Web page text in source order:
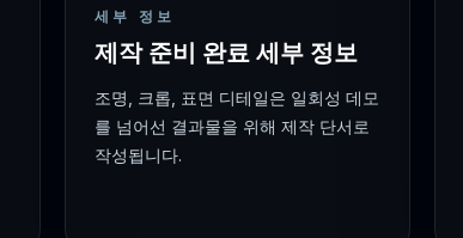
세부 정보
제작 준비 완료 세부 정보
조명, 크롭, 표면 디테일은 일회성 데모
를 넘어선 결과물을 위해 제작 단서로
작성됩니다.